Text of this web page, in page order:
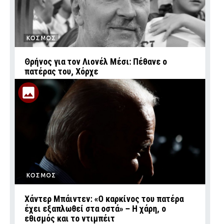
ΚΟΣΜΟΣ
Θρήνος για τον Λιονέλ Μέσι: Πέθανε ο
πατέρας του, Χόρχε
ΚΟΣΜΟΣ
Χάντερ Μπάιντεν: «Ο καρκίνος του πατέρα
έχει εξαπλωθεί στα οστά» – Η χάρη, ο
εθισμός και το ντιμπέιτ